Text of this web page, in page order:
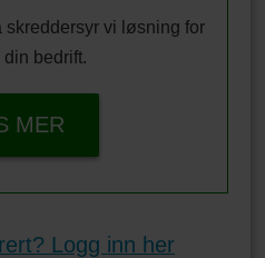
skreddersyr vi løsning for
din bedrift.
MER
Logg inn her